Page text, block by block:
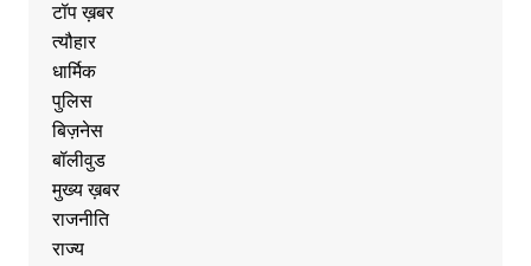
टॉप ख़बर
त्यौहार
धार्मिक
पुलिस
बिज़नेस
बॉलीवुड
मुख्य ख़बर
राजनीति
राज्य